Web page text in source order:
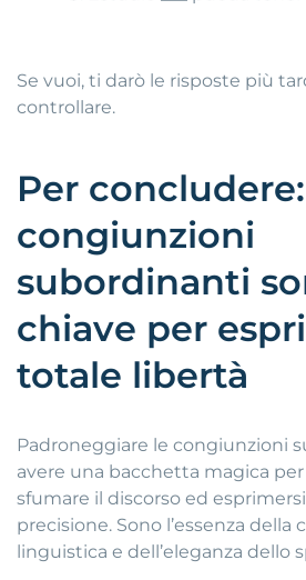
Se vuoi, ti darò le risposte più
controllare.
Per
congiunzioni
subordinanti
chiave per
totale libertà
Padroneggiare le congiunzioni
avere una bacchetta magica
sfumare il discorso ed
precisione. Sono l’essenza della
linguistica e dell’eleganza dello